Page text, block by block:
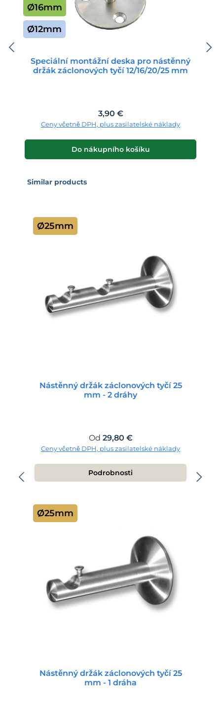
Ø16mm
Ø12mm
Speciální montážní deska pro nástěnný
držák záclonových tyčí 12/16/20/25 mm
Běžná cena:
3,90 €
Ceny včetně DPH, plus zasilatelské náklady
Do nákupního košíku
Přeskočit galerii produktů
Similar products
Ø25mm
Nástěnný držák záclonových tyčí 25
mm - 2 dráhy
Běžná cena:
Od 29,80 €
Ceny včetně DPH, plus zasilatelské náklady
Podrobnosti
Ø25mm
Nástěnný držák záclonových tyčí 25
mm - 1 dráha